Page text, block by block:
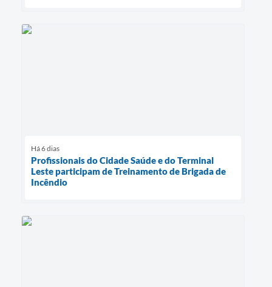
Há 6 dias
Profissionais do Cidade Saúde e do Terminal
Leste participam de Treinamento de Brigada de
Incêndio